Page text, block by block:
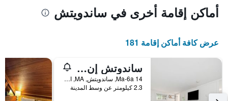
أماكن إقامة أخرى في ساندويتش
عرض كافة أماكن إقامة 181
ساندوتش إن آند سويتس
14 Ma-6a, ساندويتش, MA, الولايات المتحدة الأميريكية
2.3 كيلومتر عن وسط المدينة